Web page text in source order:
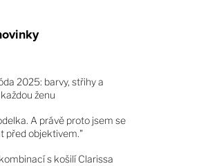
2025: barvy, střihy a
ženu
A právě proto jsem se
před objektivem."
s košilí Clarissa